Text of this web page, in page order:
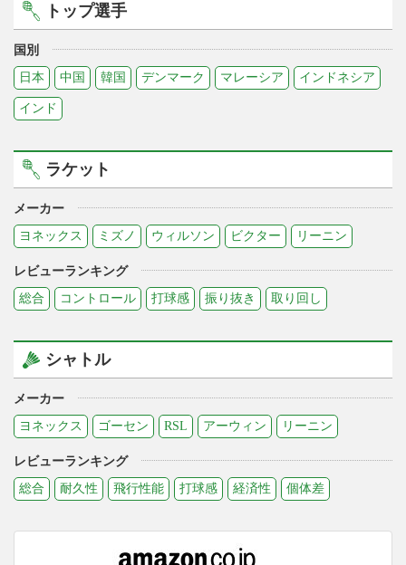
トップ選手
国別
日本
中国 韓国 デンマーク マレーシア インドネシア
インド
ラケット
メーカー
ヨネックス
ミズノ ウィルソン ビクター リーニン
レビューランキング
総合
コントロール 打球感 振り抜き 取り回し
シャトル
メーカー
ヨネックス
ゴーセン RSL アーウィン リーニン
レビューランキング
総合
耐久性 飛行性能 打球感 経済性 個体差